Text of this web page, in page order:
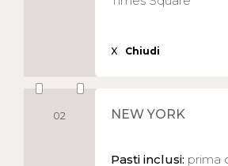
X Chiudi
02 NEW YORK
Pasti inclusi: prima